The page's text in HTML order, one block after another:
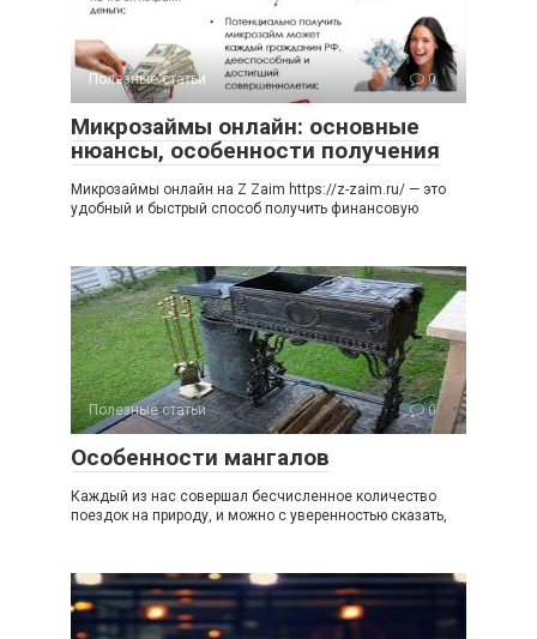
Полезные статьи 0
Микрозаймы онлайн: основные
нюансы, особенности получения
Микрозаймы онлайн на Z Zaim https://z-zaim.ru/ — это
удобный и быстрый способ получить финансовую
Полезные статьи 0
Особенности мангалов
Каждый из нас совершал бесчисленное количество
поездок на природу, и можно с уверенностью сказать,